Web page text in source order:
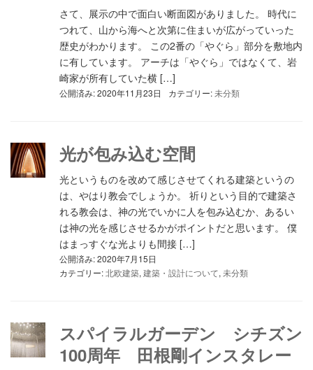
さて、展示の中で面白い断面図がありました。 時代に
つれて、山から海へと次第に住まいが広がっていった
歴史がわかります。 この2番の「やぐら」部分を敷地内
に有しています。 アーチは「やぐら」ではなくて、岩
崎家が所有していた横 […]
公開済み: 2020年11月23日 カテゴリー:未分類
光が包み込む空間
光というものを改めて感じさせてくれる建築というの
は、やはり教会でしょうか。 祈りという目的で建築さ
れる教会は、神の光でいかに人を包み込むか、あるい
は神の光を感じさせるかがポイントだと思います。 僕
はまっすぐな光よりも間接 […]
公開済み: 2020年7月15日
カテゴリー:北欧建築, 建築・設計について, 未分類
スパイラルガーデン シチズン
100周年 田根剛インスタレー